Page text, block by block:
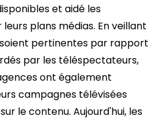
et aidé les
plans médias. En veillant
pertinentes par rapport
par les téléspectateurs,
ont également
campagnes télévisées
le contenu. Aujourd'hui, les